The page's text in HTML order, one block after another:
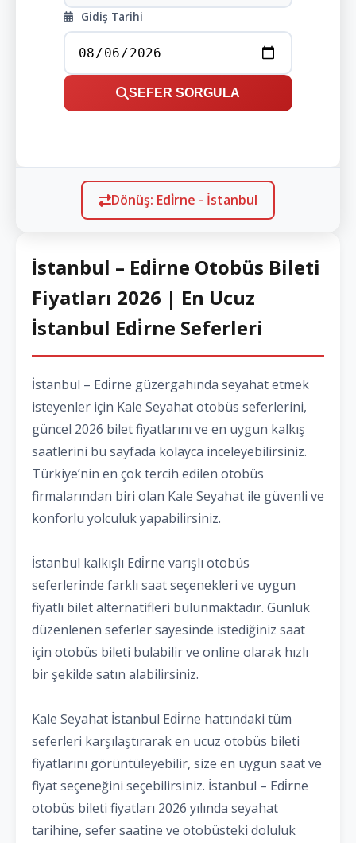
Gidiş Tarihi
SEFER SORGULA
Dönüş: Edi̇rne - İstanbul
İstanbul – Edi̇rne Otobüs Bileti
Fiyatları 2026 | En Ucuz
İstanbul Edi̇rne Seferleri
İstanbul – Edi̇rne güzergahında seyahat etmek
isteyenler için Kale Seyahat otobüs seferlerini,
güncel 2026 bilet fiyatlarını ve en uygun kalkış
saatlerini bu sayfada kolayca inceleyebilirsiniz.
Türkiye’nin en çok tercih edilen otobüs
firmalarından biri olan Kale Seyahat ile güvenli ve
konforlu yolculuk yapabilirsiniz.
İstanbul kalkışlı Edi̇rne varışlı otobüs
seferlerinde farklı saat seçenekleri ve uygun
fiyatlı bilet alternatifleri bulunmaktadır. Günlük
düzenlenen seferler sayesinde istediğiniz saat
için otobüs bileti bulabilir ve online olarak hızlı
bir şekilde satın alabilirsiniz.
Kale Seyahat İstanbul Edi̇rne hattındaki tüm
seferleri karşılaştırarak en ucuz otobüs bileti
fiyatlarını görüntüleyebilir, size en uygun saat ve
fiyat seçeneğini seçebilirsiniz. İstanbul – Edi̇rne
otobüs bileti fiyatları 2026 yılında seyahat
tarihine, sefer saatine ve otobüsteki doluluk